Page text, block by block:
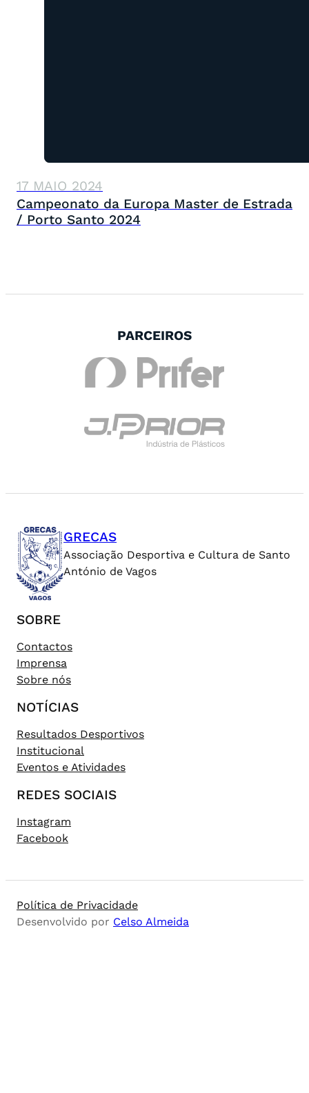
17 MAIO 2024
Campeonato da Europa Master de Estrada
/ Porto Santo 2024
PARCEIROS
GRECAS
Associação Desportiva e Cultura de Santo
António de Vagos
SOBRE
Contactos
Imprensa
Sobre nós
NOTÍCIAS
Resultados Desportivos
Institucional
Eventos e Atividades
REDES SOCIAIS
Instagram
Facebook
Política de Privacidade
Desenvolvido por Celso Almeida